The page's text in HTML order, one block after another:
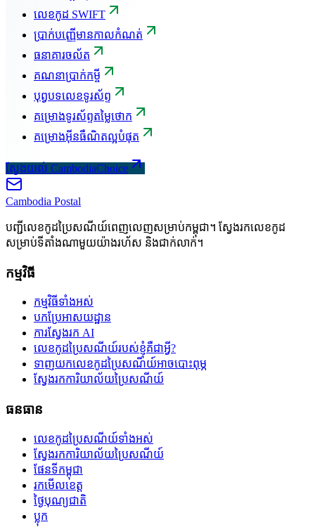
លេខកូដ SWIFT
ប្រាក់បញ្ញើមានកាលកំណត់
ធនាគារចល័ត
គណនាប្រាក់កម្ចី
បុព្វបទលេខទូរស័ព្ទ
គម្រោងទូរស័ព្ទតម្លៃថោក
គម្រោងអ៊ីនធឺណិតល្អបំផុត
ស្វែងយល់ CambodiaChoice
Cambodia Postal
បញ្ជីលេខកូដប្រៃសណីយ៍ពេញលេញសម្រាប់កម្ពុជា។ ស្វែងរកលេខកូដ
សម្រាប់ទីតាំងណាមួយយ៉ាងរហ័ស និងជាក់លាក់។
កម្មវិធី
កម្មវិធីទាំងអស់
បកប្រែអាសយដ្ឋាន
ការស្វែងរក AI
លេខកូដប្រៃសណីយ៍របស់ខ្ញុំគឺជាអ្វី?
ទាញយកលេខកូដប្រៃសណីយ៍អាចបោះពុម្ភ
ស្វែងរកការិយាល័យប្រៃសណីយ៍
ធនធាន
លេខកូដប្រៃសណីយ៍ទាំងអស់
ស្វែងរកការិយាល័យប្រៃសណីយ៍
ផែនទីកម្ពុជា
រកមើលខេត្ត
ថ្ងៃបុណ្យជាតិ
ប្លុក